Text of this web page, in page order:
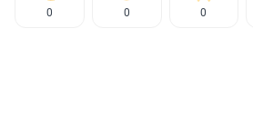
0 0 0